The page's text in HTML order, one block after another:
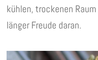
kühlen, trockenen
länger Freude daran.